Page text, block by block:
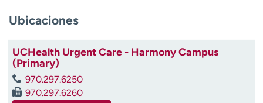
n
n
a
Ubicaciones
UCHealth Urgent Care - Harmony Campus
(Primary)
970.297.6250
970.297.6260